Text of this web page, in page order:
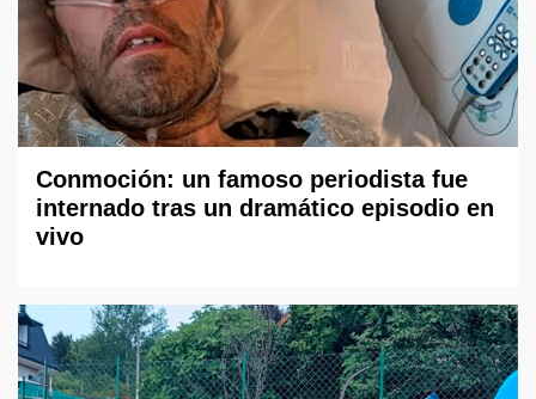
Conmoción: un famoso periodista fue
internado tras un dramático episodio en
vivo